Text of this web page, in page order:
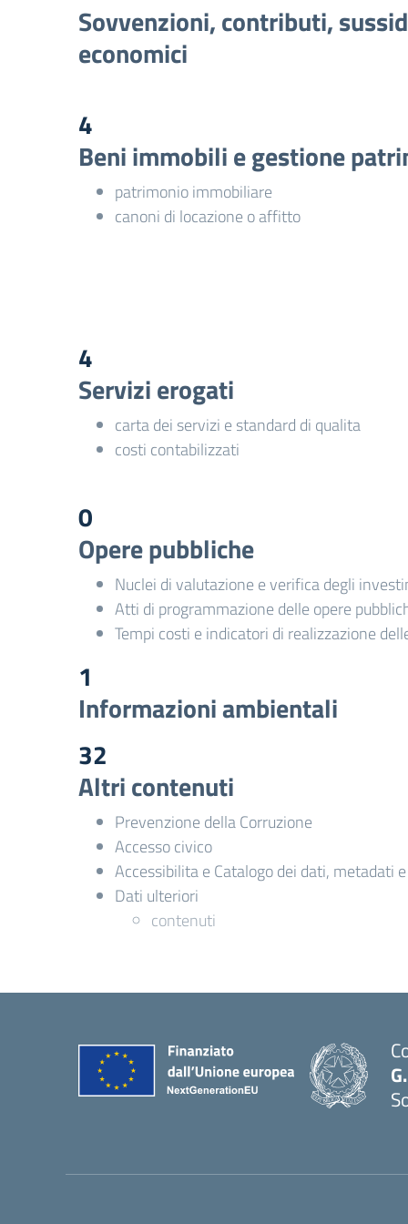
Sovvenzioni, contributi,
economici
4
Beni immobili e gestione
patrimonio immobiliare
canoni di locazione o affitto
4
Servizi erogati
carta dei servizi e standard di qualita
costi contabilizzati
0
Opere pubbliche
Nuclei di valutazione e verifica degli
Atti di programmazione delle opere
Tempi costi e indicatori di realizzazione
1
Informazioni ambientali
32
Altri contenuti
Prevenzione della Corruzione
Accesso civico
Accessibilita e Catalogo dei dati, metadati
Dati ulteriori
contenuti